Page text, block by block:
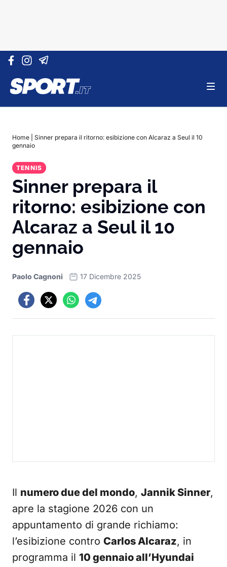
Vai al contenuto
Home
Sinner prepara il ritorno: esibizione con Alcaraz a Seul il 10
gennaio
TENNIS
Sinner prepara il
ritorno: esibizione con
Alcaraz a Seul il 10
gennaio
Paolo Cagnoni 17 Dicembre 2025
Il numero due del mondo, Jannik Sinner,
apre la stagione 2026 con un
appuntamento di grande richiamo:
l’esibizione contro Carlos Alcaraz, in
programma il 10 gennaio all’Hyundai